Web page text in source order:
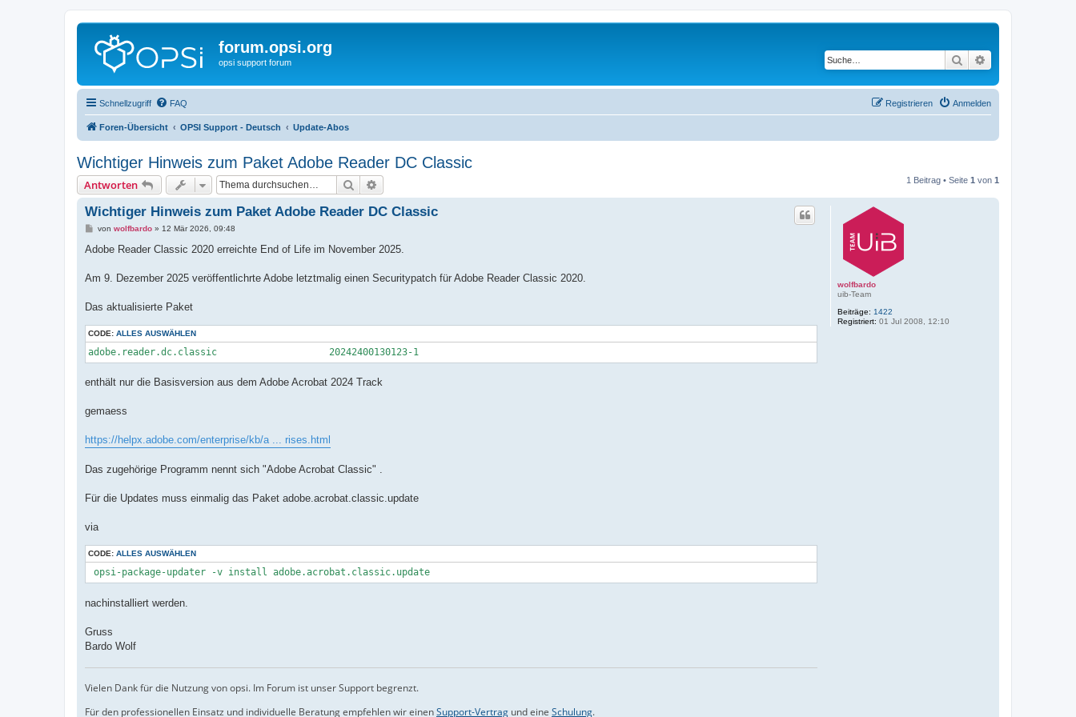
forum.opsi.org
opsi support forum Suche
Schnellzugriff FAQ Anmelden
Registrieren
Foren-Übersicht OPSI Support - Deutsch Update-Abos
Wichtiger Hinweis zum Paket Adobe Reader DC Classic
Antworten Suche 1 Beitrag • Seite 1 von 1
wolfbardo
uib-Team
Beiträge: 1422
Registriert: 01 Jul 2008, 12:10
Wichtiger Hinweis zum Paket Adobe Reader DC Classic
B
i
a
von wolfbardo» 12 Mär 2026, 09:48
Adobe Reader Classic 2020 erreichte End of Life im November 2025.
Am 9. Dezember 2025 veröffentlichrte Adobe letztmalig einen Securitypatch für Adobe Reader Classic 2020.
Das aktualisierte Paket
CODE: ALLES AUSWÄHLEN
adobe.reader.dc.classic                    20242400130123-1
enthält nur die Basisversion aus dem Adobe Acrobat 2024 Track
gemaess
https://helpx.adobe.com/enterprise/kb/a ... rises.html
Das zugehörige Programm nennt sich "Adobe Acrobat Classic" .
Für die Updates muss einmalig das Paket adobe.acrobat.classic.update
via
CODE: ALLES AUSWÄHLEN
opsi-package-updater -v install adobe.acrobat.classic.update
nachinstalliert werden.
Gruss
Bardo Wolf
Vielen Dank für die Nutzung von opsi. Im Forum ist unser Support begrenzt.
Für den professionellen Einsatz und individuelle Beratung empfehlen wir einenSupport-Vertrag und eine Schulung.